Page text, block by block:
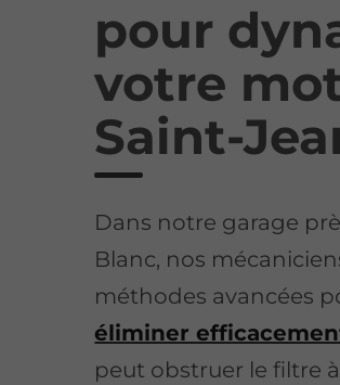
pour
votre
Saint-
Dans notre garage
Blanc, nos
méthodes avancées
éliminer
peut obstruer le filtre